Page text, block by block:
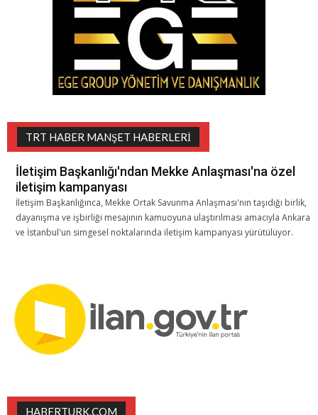
TRT HABER MANŞET HABERLERI
İletişim Başkanlığı'ndan Mekke Anlaşması'na özel
iletişim kampanyası
İletişim Başkanlığınca, Mekke Ortak Savunma Anlaşması'nın taşıdığı birlik,
dayanışma ve işbirliği mesajının kamuoyuna ulaştırılması amacıyla Ankara
ve İstanbul'un simgesel noktalarında iletişim kampanyası yürütülüyor.
HABERTURK.COM